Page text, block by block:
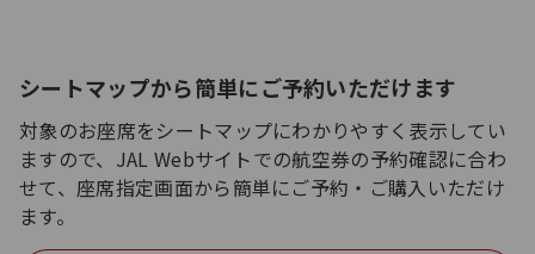
シートマップから簡単にご予約いただけます
対象のお座席をシートマップにわかりやすく表示してい
ますので、JAL Webサイトでの航空券の予約確認に合わ
せて、座席指定画面から簡単にご予約・ご購入いただけ
ます。